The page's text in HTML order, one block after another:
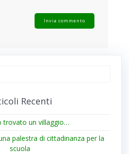
Recenti
trovato un villaggio…
palestra di cittadinanza per la
scuola